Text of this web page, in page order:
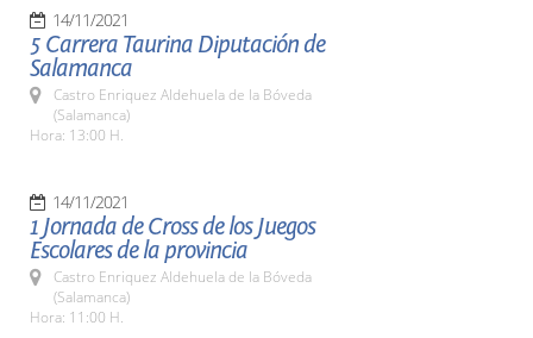
14/11/2021
5 Carrera Taurina Diputación de
Salamanca
Castro Enriquez Aldehuela de la Bóveda
(Salamanca)
Hora: 13:00 H.
14/11/2021
1 Jornada de Cross de los Juegos
Escolares de la provincia
Castro Enriquez Aldehuela de la Bóveda
(Salamanca)
Hora: 11:00 H.